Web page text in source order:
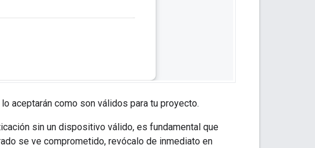
aceptarán como son válidos para tu proyecto.
sin un dispositivo válido, es fundamental que
se ve comprometido, revócalo de inmediato en